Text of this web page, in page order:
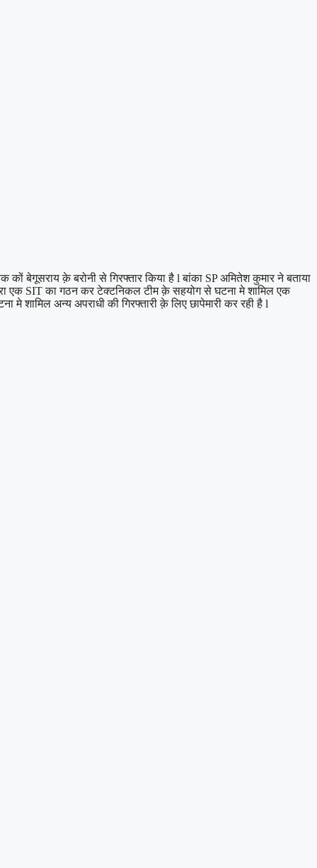
बेगूसराय क़े बरोनी से गिरफ्तार किया है l बांका SP अमितेश कुमार ने बताया
एक SIT का गठन कर टेक्टनिकल टीम क़े सहयोग से घटना मे शामिल एक
मे शामिल अन्य अपराधी की गिरफ्तारी क़े लिए छापेमारी कर रही है l